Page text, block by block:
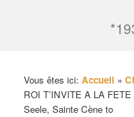
Vous êtes ici:Accueil »
ROI T’INVITE A LA
Seele, Sainte Cène to